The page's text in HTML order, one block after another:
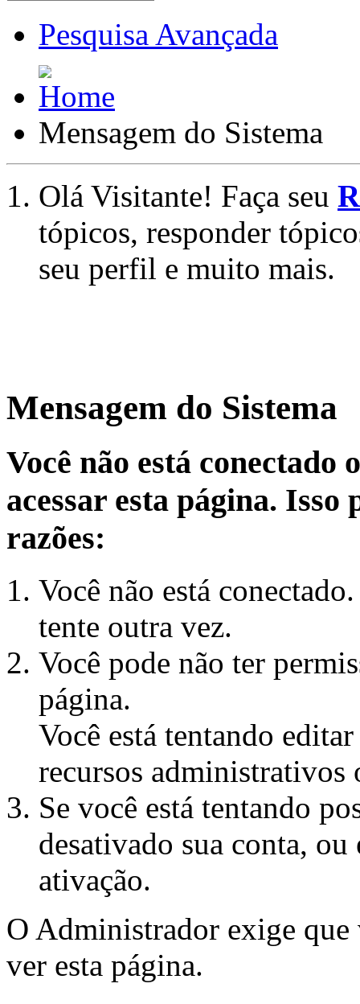
Pesquisa Avançada
Mensagem do Sistema
Olá Visitante! Faça seu
tópicos, responder
seu perfil e muito mais.
Mensagem do Sistema
Você não está conectado
acessar esta página.
razões:
Você não está
tente outra vez.
Você pode não ter
página.
Você está tentando
recursos
Se você está tentando
desativado sua conta, ou
ativação.
O Administrador exige que
ver esta página.